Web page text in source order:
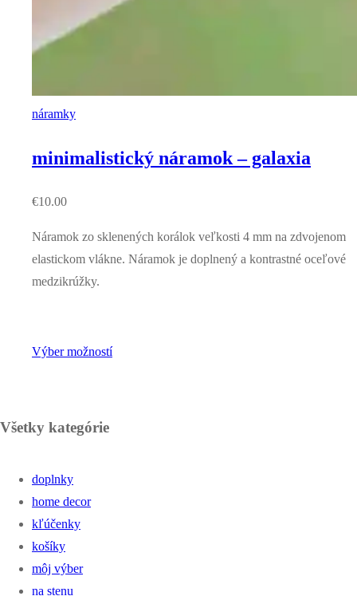
náramky
minimalistický náramok – galaxia
€10.00
Náramok zo sklenených korálok veľkosti 4 mm na zdvojenom
elastickom vlákne. Náramok je doplnený a kontrastné oceľové
medzikrúžky.
Výber možností
Všetky kategórie
doplnky
home decor
kľúčenky
košíky
môj výber
na stenu